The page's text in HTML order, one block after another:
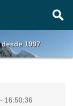
1997
16:50:36